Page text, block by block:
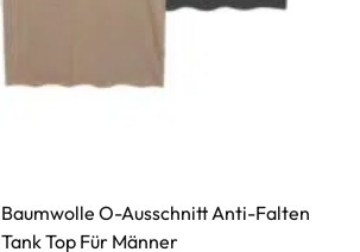
O-Ausschnitt Anti-Falten
Top Für Männer